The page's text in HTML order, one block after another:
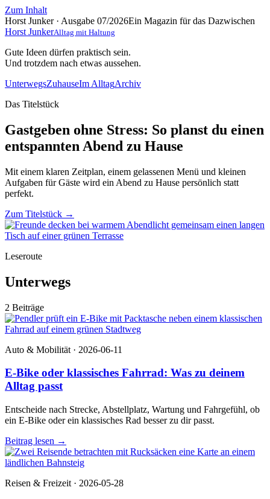
Zum Inhalt
Horst Junker · Ausgabe 07/2026Ein Magazin für das Dazwischen
Horst JunkerAlltag mit Haltung
Gute Ideen dürfen praktisch sein.
Und trotzdem nach etwas aussehen.
UnterwegsZuhauseIm AlltagArchiv
Das Titelstück
Gastgeben ohne Stress: So planst du einen
entspannten Abend zu Hause
Mit einem klaren Zeitplan, einem gelassenen Menü und kleinen
Aufgaben für Gäste wird ein Abend zu Hause persönlich statt
perfekt.
Zum Titelstück →
Leseroute
Unterwegs
2 Beiträge
Auto & Mobilität · 2026-06-11
E-Bike oder klassisches Fahrrad: Was zu deinem
Alltag passt
Entscheide nach Strecke, Abstellplatz, Wartung und Fahrgefühl, ob
ein E-Bike oder ein klassisches Rad besser zu dir passt.
Beitrag lesen →
Reisen & Freizeit · 2026-05-28